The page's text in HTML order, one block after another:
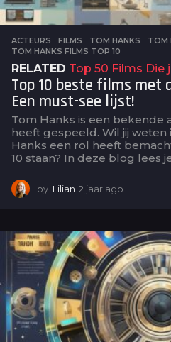
ACTEURS ,FILMS TOM HANKS ,TOM
TOM HANKS FILMS TOP 10
RELATED Top 50 Films Die
Top 10 beste films met
Een must-see lijst!
Tom Hanks is een bekende
heeft gespeeld. Wil jij
Hanks een rol heeft
10 staan? In deze blog lees
by Lilian 2 jaar ago
a
r
a
g
o